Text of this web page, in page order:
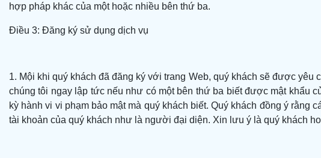
hợp pháp khác của một hoặc nhiều bên thứ ba.
Điều 3: Đăng ký sử dụng dịch vụ
1. Mội khi quý khách đã đăng ký với trang Web, quý khách sẽ được yêu
chúng tôi ngay lập tức nếu như có một bên thứ ba biết được mật khẩu
kỳ hành vi vi phạm bảo mật mà quý khách biết. Quý khách đồng ý
tài khoản của quý khách như là người đại diện. Xin lưu ý là quý khách